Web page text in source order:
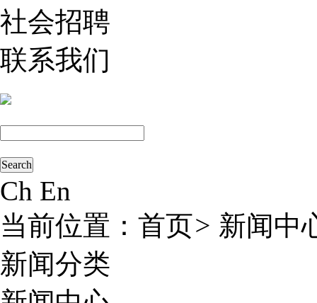
社会招聘
联系我们
Ch En
当前位置： 首页> 新闻中
新闻分类